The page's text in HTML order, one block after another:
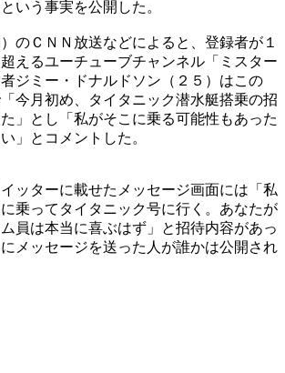
いう事実を公開した。
のＣＮＮ放送などによると、登録者が１
えるユーチューブチャンネル「ミスター
ジミー・ドナルドソン（２５）はこの
今月初め、タイタニック潜水艇搭乗の招
」とし「私がそこに乗る可能性もあった
」とコメントした。
ッターに載せたメッセージ画面には「私
乗ってタイタニック号に行く。あなたが
員は本当に喜ぶはず」と招待内容があっ
メッセージを送った人が誰かは公開され